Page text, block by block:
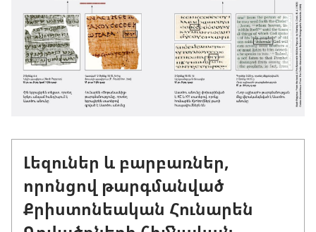
Լեզուներ և բարբառներ,
որոնցով թարգմանված
Քրիստոնեական Հունարեն